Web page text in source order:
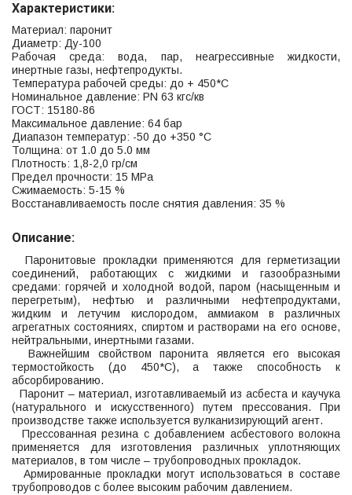
Характеристики:
Материал: паронит
Диаметр: Ду-100
Рабочая среда: вода, пар, неагрессивные жидкости,
инертные газы, нефтепродукты.
Температура рабочей среды: до + 450*С
Номинальное давление: PN 63 кгс/кв
ГОСТ: 15180-86
Максимальное давление: 64 бар
Диапазон температур: -50 до +350 °С
Толщина: от 1.0 до 5.0 мм
Плотность: 1,8-2,0 гр/см
Предел прочности: 15 МРа
Сжимаемость: 5-15 %
Восстанавливаемость после снятия давления: 35 %
Описание:
Паронитовые прокладки применяются для герметизации
соединений, работающих с жидкими и газообразными
средами: горячей и холодной водой, паром (насыщенным и
перегретым), нефтью и различными нефтепродуктами,
жидким и летучим кислородом, аммиаком в различных
агрегатных состояниях, спиртом и растворами на его основе,
нейтральными, инертными газами.
Важнейшим свойством паронита является его высокая
термостойкость (до 450*С), а также способность к
абсорбированию.
Паронит – материал, изготавливаемый из асбеста и каучука
(натурального и искусственного) путем прессования. При
производстве также используется вулканизирующий агент.
Прессованная резина с добавлением асбестового волокна
применяется для изготовления различных уплотняющих
материалов, в том числе – трубопроводных прокладок.
Армированные прокладки могут использоваться в составе
трубопроводов с более высоким рабочим давлением.